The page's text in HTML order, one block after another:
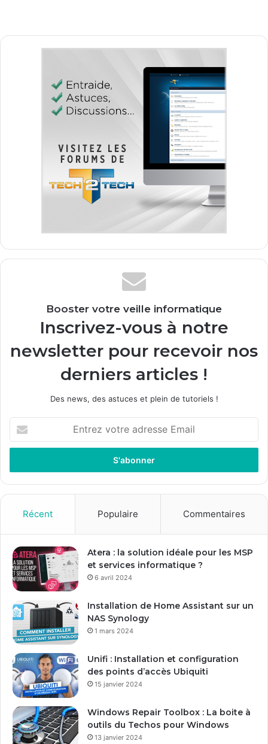
Booster votre veille informatique
Inscrivez-vous à notre
newsletter pour recevoir nos
derniers articles !
Des news, des astuces et plein de tutoriels !
t
e
z
r
e
a
d
s
e
m
a
Récent Populaire Commentaires
Atera : la solution idéale pour les MSP
et services informatique ?
6 avril 2024
Installation de Home Assistant sur un
NAS Synology
1 mars 2024
Unifi : Installation et configuration
des points d’accès Ubiquiti
15 janvier 2024
Windows Repair Toolbox : La boite à
outils du Techos pour Windows
13 janvier 2024